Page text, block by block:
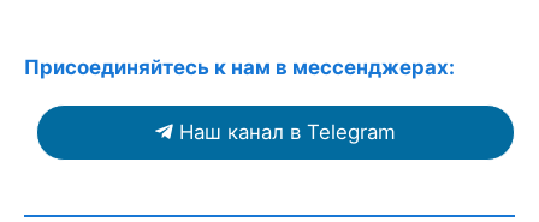
Присоединяйтесь к нам в мессенджерах:
Наш канал в Telegram